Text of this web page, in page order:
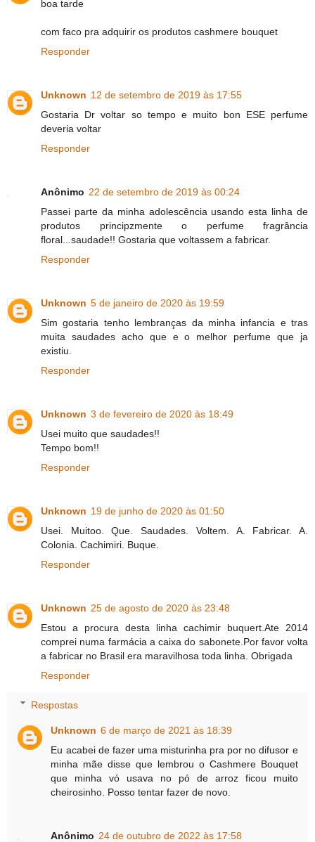
boa tarde
com faco pra adquirir os produtos cashmere bouquet
Responder
Unknown 12 de setembro de 2019 às 17:55
Gostaria Dr voltar so tempo e muito bon ESE perfume
deveria voltar
Responder
Anônimo 22 de setembro de 2019 às 00:24
Passei parte da minha adolescência usando esta linha de
produtos principzmente o perfume fragrância
floral...saudade!! Gostaria que voltassem a fabricar.
Responder
Unknown 5 de janeiro de 2020 às 19:59
Sim gostaria tenho lembranças da minha infancia e tras
muita saudades acho que e o melhor perfume que ja
existiu.
Responder
Unknown 3 de fevereiro de 2020 às 18:49
Usei muito que saudades!!
Tempo bom!!
Responder
Unknown 19 de junho de 2020 às 01:50
Usei. Muitoo. Que. Saudades. Voltem. A. Fabricar. A.
Colonia. Cachimiri. Buque.
Responder
Unknown 25 de agosto de 2020 às 23:48
Estou a procura desta linha cachimir buquert.Ate 2014
comprei numa farmácia a caixa do sabonete.Por favor volta
a fabricar no Brasil era maravilhosa toda linha. Obrigada
Responder
Respostas
Unknown 6 de março de 2021 às 18:39
Eu acabei de fazer uma misturinha pra por no difusor e
minha mãe disse que lembrou o Cashmere Bouquet
que minha vó usava no pó de arroz ficou muito
cheirosinho. Posso tentar fazer de novo.
Anônimo 24 de outubro de 2022 às 17:58